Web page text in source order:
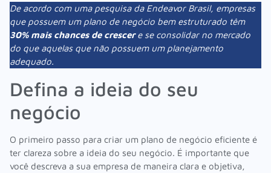
De acordo com uma pesquisa da Endeavor Brasil, empresas
que possuem um plano de negócio bem estruturado têm
30% mais chances de crescere se consolidar no mercado
do que aquelas que não possuem um planejamento
adequado.
Defina a ideia do seu
negócio
O primeiro passo para criar um plano de negócio eficiente é
ter clareza sobre a ideia do seu negócio. É importante que
você descreva a sua empresa de maneira clara e objetiva,